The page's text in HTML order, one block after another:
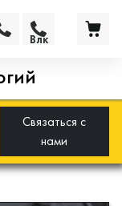
Связаться с
нами
Влк